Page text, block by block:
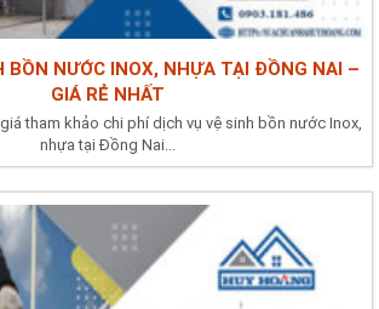
BỒN NƯỚC INOX, NHỰA TẠI ĐỒNG NAI –
GIÁ RẺ NHẤT
tham khảo chi phí dịch vụ vệ sinh bồn nước Inox,
nhựa tại Đồng Nai...